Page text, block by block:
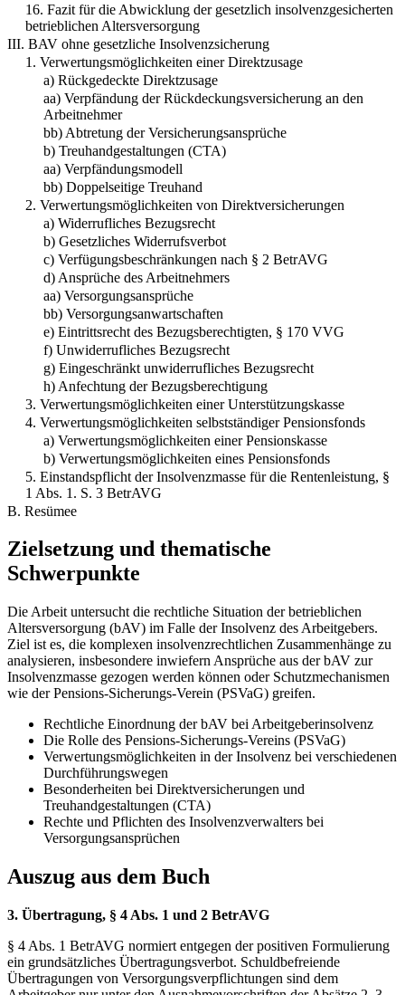
16. Fazit für die Abwicklung der gesetzlich insolvenzgesicherten
betrieblichen Altersversorgung
III. BAV ohne gesetzliche Insolvenzsicherung
1. Verwertungsmöglichkeiten einer Direktzusage
a) Rückgedeckte Direktzusage
aa) Verpfändung der Rückdeckungsversicherung an den
Arbeitnehmer
bb) Abtretung der Versicherungsansprüche
b) Treuhandgestaltungen (CTA)
aa) Verpfändungsmodell
bb) Doppelseitige Treuhand
2. Verwertungsmöglichkeiten von Direktversicherungen
a) Widerrufliches Bezugsrecht
b) Gesetzliches Widerrufsverbot
c) Verfügungsbeschränkungen nach § 2 BetrAVG
d) Ansprüche des Arbeitnehmers
aa) Versorgungsansprüche
bb) Versorgungsanwartschaften
e) Eintrittsrecht des Bezugsberechtigten, § 170 VVG
f) Unwiderrufliches Bezugsrecht
g) Eingeschränkt unwiderrufliches Bezugsrecht
h) Anfechtung der Bezugsberechtigung
3. Verwertungsmöglichkeiten einer Unterstützungskasse
4. Verwertungsmöglichkeiten selbstständiger Pensionsfonds
a) Verwertungsmöglichkeiten einer Pensionskasse
b) Verwertungsmöglichkeiten eines Pensionsfonds
5. Einstandspflicht der Insolvenzmasse für die Rentenleistung, §
1 Abs. 1. S. 3 BetrAVG
B. Resümee
Zielsetzung und thematische
Schwerpunkte
Die Arbeit untersucht die rechtliche Situation der betrieblichen
Altersversorgung (bAV) im Falle der Insolvenz des Arbeitgebers.
Ziel ist es, die komplexen insolvenzrechtlichen Zusammenhänge zu
analysieren, insbesondere inwiefern Ansprüche aus der bAV zur
Insolvenzmasse gezogen werden können oder Schutzmechanismen
wie der Pensions-Sicherungs-Verein (PSVaG) greifen.
Rechtliche Einordnung der bAV bei Arbeitgeberinsolvenz
Die Rolle des Pensions-Sicherungs-Vereins (PSVaG)
Verwertungsmöglichkeiten in der Insolvenz bei verschiedenen
Durchführungswegen
Besonderheiten bei Direktversicherungen und
Treuhandgestaltungen (CTA)
Rechte und Pflichten des Insolvenzverwalters bei
Versorgungsansprüchen
Auszug aus dem Buch
3. Übertragung, § 4 Abs. 1 und 2 BetrAVG
§ 4 Abs. 1 BetrAVG normiert entgegen der positiven Formulierung
ein grundsätzliches Übertragungsverbot. Schuldbefreiende
Übertragungen von Versorgungsverpflichtungen sind dem